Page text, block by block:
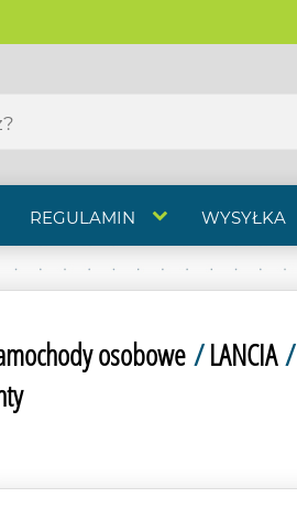
REGULAMIN WYSYŁKA
osobowe/LANCIA/